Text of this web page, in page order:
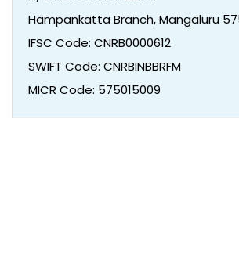
Hampankatta Branch, Mangaluru
IFSC Code: CNRB0000612
SWIFT Code: CNRBINBBRFM
MICR Code: 575015009